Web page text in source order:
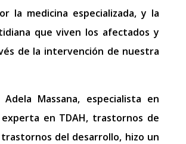
la medicina especializada, y la
que viven los afectados y
de la intervención de nuestra
Massana, especialista en
en TDAH, trastornos de
del desarrollo, hizo un